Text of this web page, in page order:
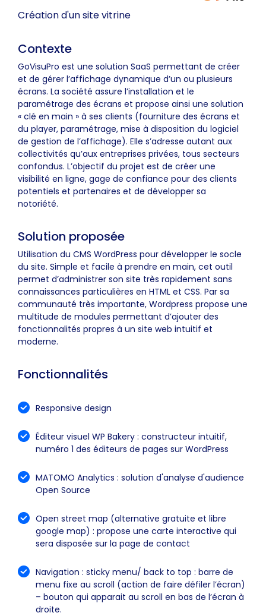
Création d'un site vitrine
Contexte
GoVisuPro est une solution SaaS permettant de créer
et de gérer l’affichage dynamique d’un ou plusieurs
écrans. La société assure l’installation et le
paramétrage des écrans et propose ainsi une solution
« clé en main » à ses clients (fourniture des écrans et
du player, paramétrage, mise à disposition du logiciel
de gestion de l’affichage). Elle s’adresse autant aux
collectivités qu’aux entreprises privées, tous secteurs
confondus. L’objectif du projet est de créer une
visibilité en ligne, gage de confiance pour des clients
potentiels et partenaires et de développer sa
notoriété.
Solution proposée
Utilisation du CMS WordPress pour développer le socle
du site. Simple et facile à prendre en main, cet outil
permet d’administrer son site très rapidement sans
connaissances particulières en HTML et CSS. Par sa
communauté très importante, Wordpress propose une
multitude de modules permettant d’ajouter des
fonctionnalités propres à un site web intuitif et
moderne.
Fonctionnalités
Responsive design
Éditeur visuel WP Bakery : constructeur intuitif,
numéro 1 des éditeurs de pages sur WordPress
MATOMO Analytics : solution d'analyse d'audience
Open Source
Open street map (alternative gratuite et libre
google map) : propose une carte interactive qui
sera disposée sur la page de contact
Navigation : sticky menu/ back to top : barre de
menu fixe au scroll (action de faire défiler l’écran)
– bouton qui apparait au scroll en bas de l’écran à
droite.